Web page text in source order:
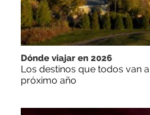
Dónde viajar en 2026
Los destinos que todos van
próximo año